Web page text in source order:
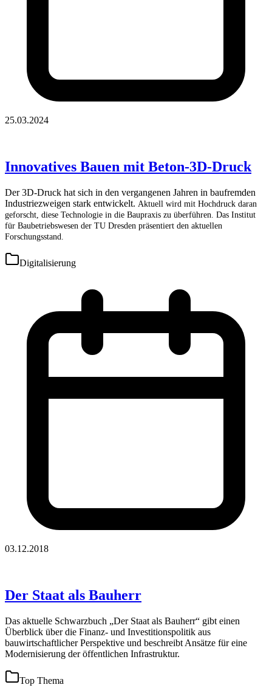
25.03.2024
Innovatives Bauen mit Beton-3D-Druck
Der 3D-Druck hat sich in den vergangenen Jahren in baufremden
Industriezweigen stark entwickelt. Aktuell wird mit Hochdruck daran
geforscht, diese Technologie in die Baupraxis zu überführen. Das Institut
für Baubetriebswesen der TU Dresden präsentiert den aktuellen
Forschungsstand.
Digitalisierung
03.12.2018
Der Staat als Bauherr
Das aktuelle Schwarzbuch „Der Staat als Bauherr“ gibt einen
Überblick über die Finanz- und Investitionspolitik aus
bauwirtschaftlicher Perspektive und beschreibt Ansätze für eine
Modernisierung der öffentlichen Infrastruktur.
Top Thema